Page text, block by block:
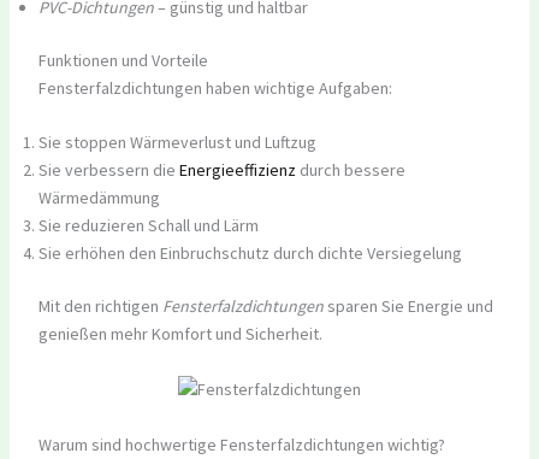
PVC-Dichtungen– günstig und haltbar
Funktionen und Vorteile
Fensterfalzdichtungen haben wichtige Aufgaben:
Sie stoppen Wärmeverlust und Luftzug
Sie verbessern die Energieeffizienzdurch bessere
Wärmedämmung
Sie reduzieren Schall und Lärm
Sie erhöhen den Einbruchschutz durch dichte Versiegelung
Mit den richtigen Fensterfalzdichtungensparen Sie Energie und
genießen mehr Komfort und Sicherheit.
Warum sind hochwertige Fensterfalzdichtungen wichtig?